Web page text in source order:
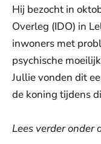
Hij bezocht in
Overleg (IDO) in
inwoners met
psychische
Jullie vonden dit
de koning tijdens
Lees verder onder